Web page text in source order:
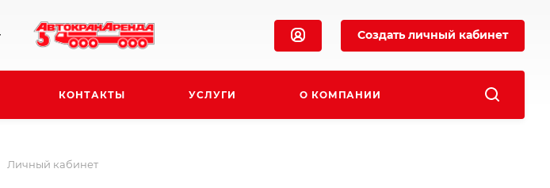
Создать личный кабинет
КОНТАКТЫ УСЛУГИ О КОМПАНИИ
Личный кабинет